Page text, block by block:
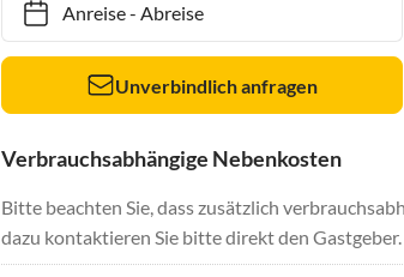
Anreise- Abreise
Unverbindlich anfragen
Verbrauchsabhängige Nebenkosten
Bitte beachten Sie, dass zusätzlich
dazu kontaktieren Sie bitte direkt den Gastgeber.